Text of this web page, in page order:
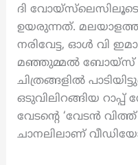
ദി
ഉയരുന്നത്.
നരിവേട്ട, ഓൾ വി
മഞ്ഞുമ്മൽ ബോയ്സ്
ചിത്രങ്ങളിൽ
ഒടുവിലിറങ്ങിയ
വേടന്റെ ‘വേടന്‍
ചാനലിലാണ്